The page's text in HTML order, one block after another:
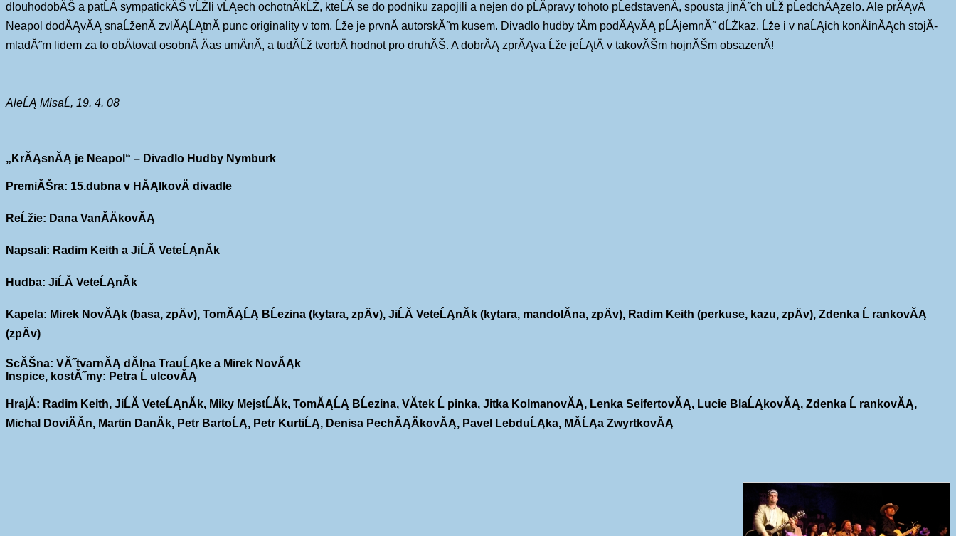
dlouhodobĂŠ a patĹĂ­ sympatickĂŠ vĹŻli vĹĄech ochotnĂ­kĹŻ, kteĹĂ­ se do podniku zapojili a nejen do pĹĂ­pravy tohoto pĹedstavenĂ­, spousta jinĂ˝ch uĹž pĹedchĂĄzelo. Ale prĂĄvÄ
Neapol dodĂĄvĂĄ snaĹženĂ­ zvlĂĄĹĄtnĂ­ punc originality v tom, Ĺže je prvnĂ­ autorskĂ˝m kusem. Divadlo hudby tĂ­m podĂĄvĂĄ pĹĂ­jemnĂ˝ dĹŻkaz, Ĺže i v naĹĄich konÄinĂĄch stojĂ­
mladĂ˝m lidem za to obÄtovat osobnĂ­ Äas umÄnĂ­, a tudĂ­Ĺž tvorbÄ hodnot pro druhĂŠ. A dobrĂĄ zprĂĄva Ĺže jeĹĄtÄ v takovĂŠm hojnĂŠm obsazenĂ­!
AleĹĄ MisaĹ, 19. 4. 08
„KrĂĄsnĂĄ je Neapol“ – Divadlo Hudby Nymburk
PremiĂŠra: 15.dubna v HĂĄlkovÄ divadle
ReĹžie: Dana VanĂ­ÄkovĂĄ
Napsali: Radim Keith a JiĹĂ­ VeteĹĄnĂ­k
Hudba: JiĹĂ­ VeteĹĄnĂ­k
Kapela: Mirek NovĂĄk (basa, zpÄv), TomĂĄĹĄ BĹezina (kytara, zpÄv), JiĹĂ­ VeteĹĄnĂ­k (kytara, mandolĂ­na, zpÄv), Radim Keith (perkuse, kazu, zpÄv), Zdenka Ĺ rankovĂĄ
(zpÄv)
ScĂŠna: VĂ˝tvarnĂĄ dĂ­lna TrauĹĄke a Mirek NovĂĄk
Inspice, kostĂ˝my: Petra Ĺ ulcovĂĄ
HrajĂ­: Radim Keith, JiĹĂ­ VeteĹĄnĂ­k, Miky MejstĹĂ­k, TomĂĄĹĄ BĹezina, VĂ­tek Ĺ pinka, Jitka KolmanovĂĄ, Lenka SeifertovĂĄ, Lucie BlaĹĄkovĂĄ, Zdenka Ĺ rankovĂĄ,
Michal DoviÄĂ­n, Martin DanÄk, Petr BartoĹĄ, Petr KurtiĹĄ, Denisa PechĂĄÄkovĂĄ, Pavel LebduĹĄka, MĂ­ĹĄa ZwyrtkovĂĄ